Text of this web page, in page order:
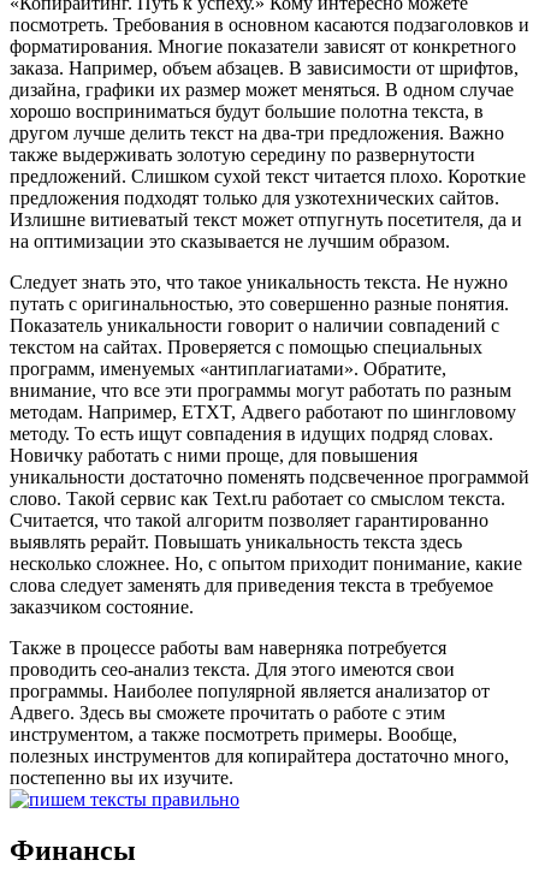
посмотреть. Требования в основном касаются подзаголовков и
форматирования. Многие показатели зависят от конкретного
заказа. Например, объем абзацев. В зависимости от шрифтов,
дизайна, графики их размер может меняться. В одном случае
хорошо восприниматься будут большие полотна текста, в
другом лучше делить текст на два-три предложения. Важно
также выдерживать золотую середину по развернутости
предложений. Слишком сухой текст читается плохо. Короткие
предложения подходят только для узкотехнических сайтов.
Излишне витиеватый текст может отпугнуть посетителя, да и
на оптимизации это сказывается не лучшим образом.
Следует знать это, что такое уникальность текста. Не нужно
путать с оригинальностью, это совершенно разные понятия.
Показатель уникальности говорит о наличии совпадений с
текстом на сайтах. Проверяется с помощью специальных
программ, именуемых «антиплагиатами». Обратите,
внимание, что все эти программы могут работать по разным
методам. Например, ETXT, Адвего работают по шингловому
методу. То есть ищут совпадения в идущих подряд словах.
Новичку работать с ними проще, для повышения
уникальности достаточно поменять подсвеченное программой
слово. Такой сервис как Text.ru работает со смыслом текста.
Считается, что такой алгоритм позволяет гарантированно
выявлять рерайт. Повышать уникальность текста здесь
несколько сложнее. Но, с опытом приходит понимание, какие
слова следует заменять для приведения текста в требуемое
заказчиком состояние.
Также в процессе работы вам наверняка потребуется
проводить сео-анализ текста. Для этого имеются свои
программы. Наиболее популярной является анализатор от
Адвего. Здесь вы сможете прочитать о работе с этим
инструментом, а также посмотреть примеры. Вообще,
полезных инструментов для копирайтера достаточно много,
постепенно вы их изучите.
Финансы